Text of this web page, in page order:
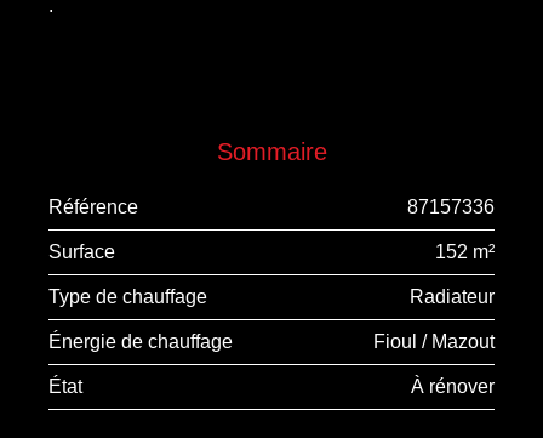
.
Sommaire
Référence 87157336
Surface 152 m²
Type de chauffage Radiateur
Énergie de chauffage Fioul / Mazout
État À rénover